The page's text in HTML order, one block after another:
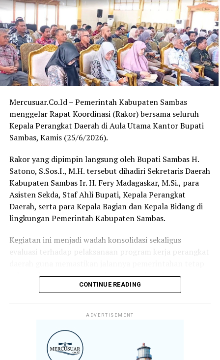
Selain memberikan apresiasi, Ferdinad juga mengajak
seluruh pihak untuk bersama-sama menjaga suasana
kondusif selama pelaksanaan MTQ yang berlangsung
kurang lebih selama tujuh hari.
“Saya berharap panitia, peserta, serta seluruh lapisan
masyarakat di Desa Sededong dapat bersama-sama
menjaga keamanan dan kenyamanan selama kegiatan
MTQ ini berlangsung,” tutupnya.
Kegiatan MTQ ke-13 Tingkat Kecamatan Tebas tersebut
diharapkan tidak hanya melahirkan qari dan qariah
terbaik, tetapi juga memperkuat ukhuwah Islamiyah
serta menumbuhkan kecintaan masyarakat terhadap Al-
Qur’an. (Red)
Mercusuar.Co.Id – Pemerintah Kabupaten Sambas
menggelar Rapat Koordinasi (Rakor) bersama seluruh
Kepala Perangkat Daerah di Aula Utama Kantor Bupati
Sambas, Kamis (25/6/2026).
Rakor yang dipimpin langsung oleh Bupati Sambas H.
Satono, S.Sos.I., M.H. tersebut dihadiri Sekretaris Daerah
Kabupaten Sambas Ir. H. Fery Madagaskar, M.Si., para
Asisten Sekda, Staf Ahli Bupati, Kepala Perangkat
Daerah, serta para Kepala Bagian dan Kepala Bidang di
lingkungan Pemerintah Kabupaten Sambas.
Kegiatan ini menjadi wadah konsolidasi sekaligus
evaluasi terhadap pelaksanaan program kerja perangkat
selaras dengan target pembangunan daerah.
kedisiplinan, dan loyalitas aparatur dalam melaksanakan
tugas dan tanggung jawabnya.
CONTINUE READING
ADVERTISEMENT